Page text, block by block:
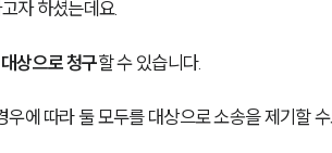
자 하셨는데요.
상으로 청구할 수 있습니다.
에 따라 둘 모두를 대상으로 소송을 제기할